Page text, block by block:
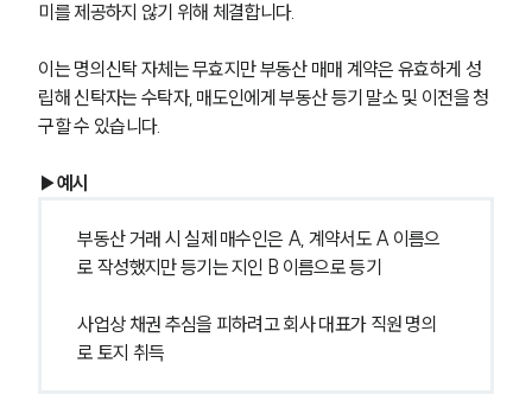
미를 제공하지 않기 위해 체결합니다.
이는 명의신탁 자체는 무효지만 부동산 매매 계약은 유효하게 성
립해 신탁자는 수탁자, 매도인에게 부동산 등기 말소 및 이전을 청
구할 수 있습니다.
▶예시
부동산 거래 시 실제 매수인은 A, 계약서도 A 이름으
로 작성했지만 등기는 지인 B 이름으로 등기
사업상 채권 추심을 피하려고 회사 대표가 직원 명의
로 토지 취득